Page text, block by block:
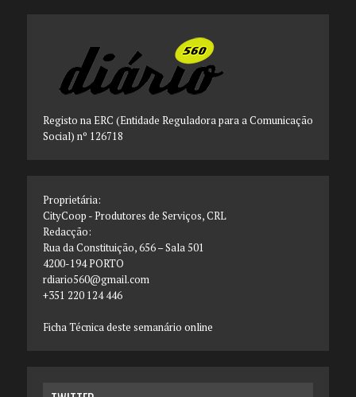
Registo na ERC (Entidade Reguladora para a Comunicação
Social) nº 126718
Proprietária:
CityCoop - Produtores de Serviços, CRL
Redacção:
Rua da Constituição, 656 – Sala 501
4200-194 PORTO
rdiario560@gmail.com
+351 220 124 446
Ficha Técnica deste semanário online